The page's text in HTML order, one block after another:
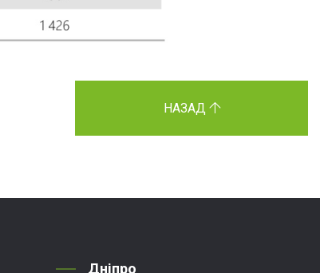
НАЗАД
Дніпро